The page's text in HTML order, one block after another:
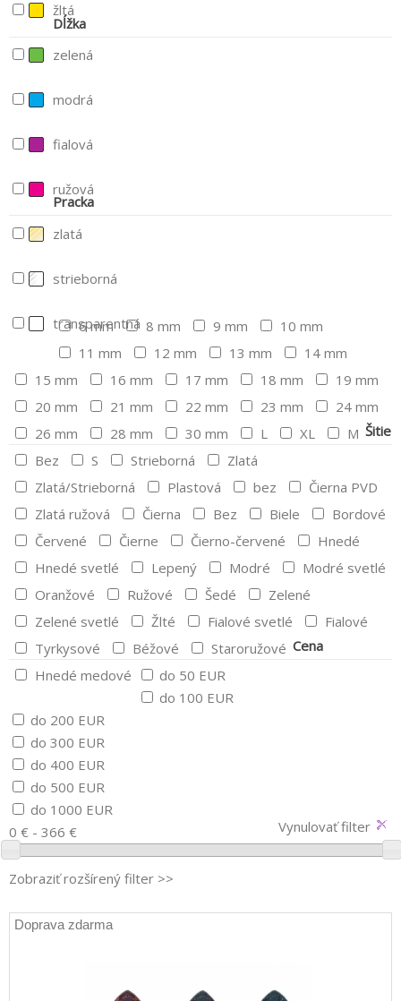
žltá
zelená
modrá
fialová
ružová
zlatá
strieborná
transparentná
6 mm 8 mm 9 mm
10 mm
11 mm
12 mm 13 mm
14 mm
15 mm
16 mm 17 mm 18 mm
19 mm
20 mm
21 mm 22 mm 23 mm
24 mm
26 mm
28 mm 30 mm
Dĺžka
L XL
M
Bez
S
Pracka
Strieborná
Zlatá
Zlatá/Strieborná
Plastová bez
Čierna PVD
Zlatá ružová
Čierna
Šitie
Bez Biele
Bordové
Červené
Čierne Čierno-červené
Hnedé
Hnedé svetlé
Lepený Modré
Modré svetlé
Oranžové
Ružové Šedé
Zelené
Zelené svetlé
Žlté Fialové svetlé
Fialové
Tyrkysové
Béžové
Staroružové
Hnedé medové
Cena
do 50 EUR
do 100 EUR
do 200 EUR
do 300 EUR
do 400 EUR
do 500 EUR
do 1000 EUR
0 € - 366 €
Vynulovať filter
Zobraziť rozšírený filter >>
Doprava zdarma